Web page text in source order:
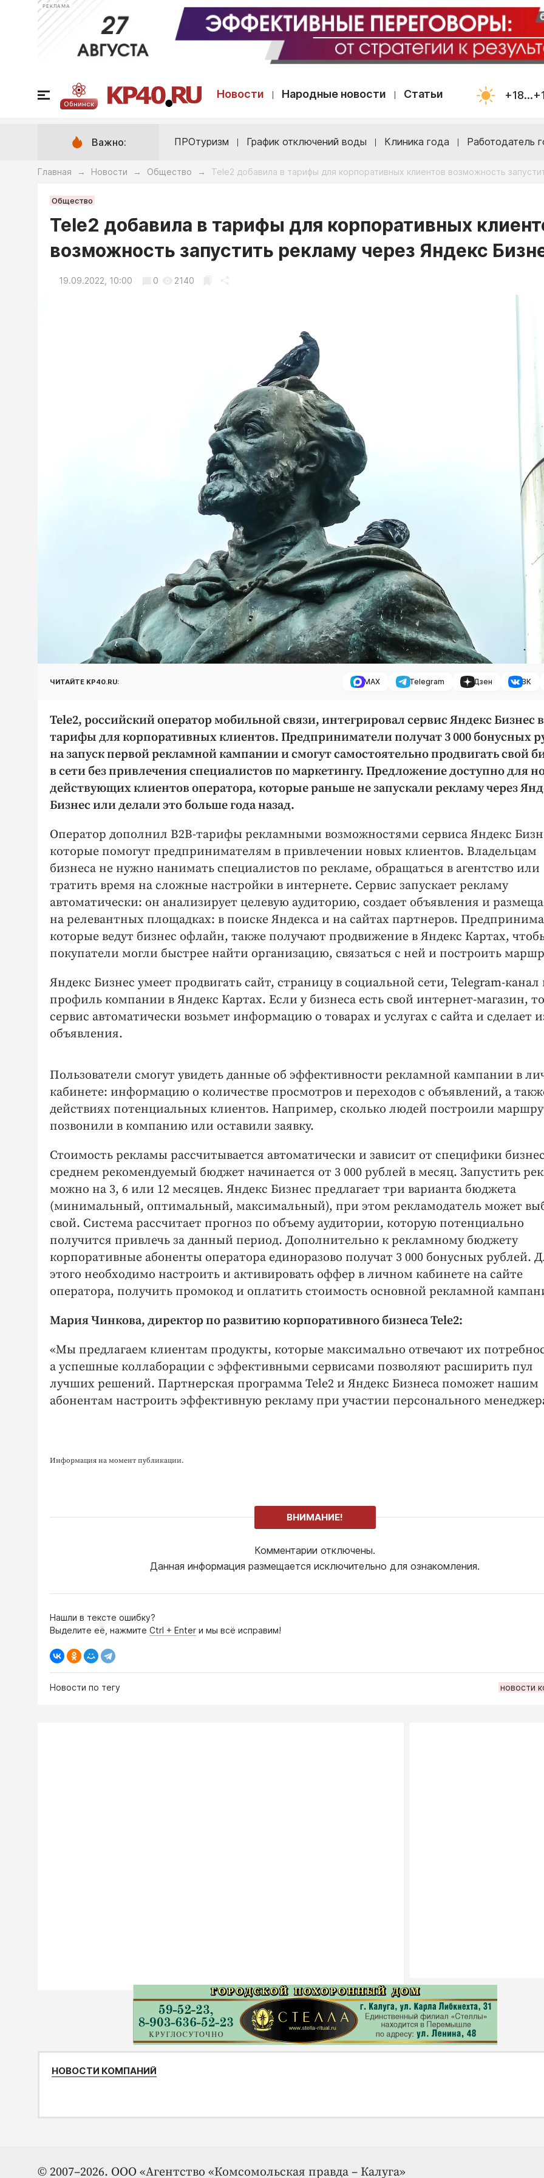
РЕКЛАМА
Обнинск
Новости Народные новости Статьи
Важно: ПРОтуризм График отключений воды Клиника года Работодатель
Главная → Новости → Общество → Tele2 добавила в тарифы для корпоративных клиентов возможность
Общество
Tele2 добавила в тарифы для корпоративных
возможность запустить рекламу через Яндекс
19.09.2022, 10:00 0 2140
ЧИТАЙТЕ KP40.RU: MAX Telegram Дзен ВК
Tele2, российский оператор мобильной связи, интегрировал сервис Яндекс Бизнес
тарифы для корпоративных клиентов. Предприниматели получат 3 000 бонусных
на запуск первой рекламной кампании и смогут самостоятельно продвигать свой
в сети без привлечения специалистов по маркетингу. Предложение доступно для
действующих клиентов оператора, которые раньше не запускали рекламу через
Бизнес или делали это больше года назад.
Оператор дополнил В2В-тарифы рекламными возможностями сервиса Яндекс
которые помогут предпринимателям в привлечении новых клиентов. Владельцам
бизнеса не нужно нанимать специалистов по рекламе, обращаться в агентство или
тратить время на сложные настройки в интернете. Сервис запускает рекламу
автоматически: он анализирует целевую аудиторию, создает объявления и
на релевантных площадках: в поиске Яндекса и на сайтах партнеров.
которые ведут бизнес офлайн, также получают продвижение в Яндекс Картах,
покупатели могли быстрее найти организацию, связаться с ней и построить
Яндекс Бизнес умеет продвигать сайт, страницу в социальной сети, Telegram-
профиль компании в Яндекс Картах. Если у бизнеса есть свой интернет-магазин, то
сервис автоматически возьмет информацию о товарах и услугах с сайта и сделает
объявления.
Пользователи смогут увидеть данные об эффективности рекламной кампании в
кабинете: информацию о количестве просмотров и переходов с объявлений, а
действиях потенциальных клиентов. Например, сколько людей построили
позвонили в компанию или оставили заявку.
Стоимость рекламы рассчитывается автоматически и зависит от специфики
среднем рекомендуемый бюджет начинается от 3 000 рублей в месяц. Запустить
можно на 3, 6 или 12 месяцев. Яндекс Бизнес предлагает три варианта бюджета
(минимальный, оптимальный, максимальный), при этом рекламодатель может
свой. Система рассчитает прогноз по объему аудитории, которую потенциально
получится привлечь за данный период. Дополнительно к рекламному бюджету
корпоративные абоненты оператора единоразово получат 3 000 бонусных рублей.
этого необходимо настроить и активировать оффер в личном кабинете на сайте
оператора, получить промокод и оплатить стоимость основной рекламной
Мария Чинкова, директор по развитию корпоративного бизнеса Tele2:
«Мы предлагаем клиентам продукты, которые максимально отвечают их
а успешные коллаборации с эффективными сервисами позволяют расширить пул
лучших решений. Партнерская программа Tele2 и Яндекс Бизнеса поможет нашим
абонентам настроить эффективную рекламу при участии персонального
Информация на момент публикации.
ВНИМАНИЕ!
Комментарии отключены.
Данная информация размещается исключительно для ознакомления.
Нашли в тексте ошибку?
Выделите её, нажмите Ctrl + Enter и мы всё исправим!
Новости по тегу новости
НОВОСТИ КОМПАНИЙ
© 2007–2026. ООО «Агентство «Комсомольская правда – Калуга»